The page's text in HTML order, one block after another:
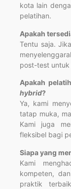
kota lain
pelatihan.
Apakah
Tentu saja.
post-test untuk
Apakah
hybrid?
Ya, kami
tatap muka,
Kami juga
fleksibel bagi
Siapa yang
Kami
kompeten,
praktik